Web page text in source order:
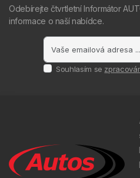
Odebírejte čtvrtletní Informátor
informace o naší nabídce.
Souhlasím se